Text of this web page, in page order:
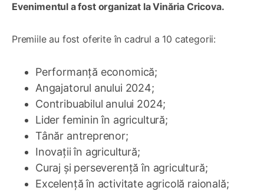
Evenimentul a fost organizat la Vinăria Cricova.
Premiile au fost oferite în cadrul a 10 categorii:
Performanță economică;
Angajatorul anului 2024;
Contribuabilul anului 2024;
Lider feminin în agricultură;
Tânăr antreprenor;
Inovații în agricultură;
Curaj și perseverență în agricultură;
Excelență în activitate agricolă raională;